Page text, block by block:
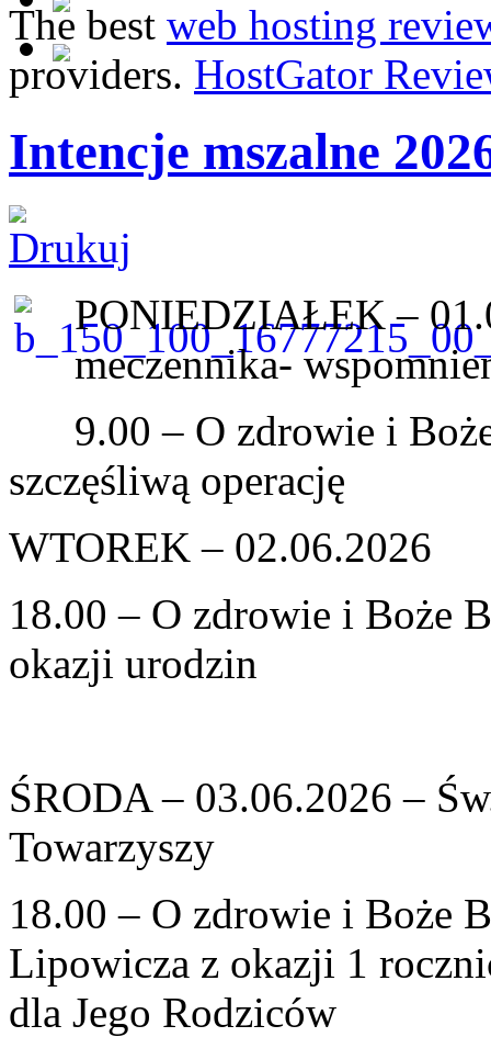
The best web hosting
providers. HostGator
Intencje mszalne
PONIEDZIAŁEK –
meczennika-
9.00 – O zdrowie i
szczęśliwą operację
WTOREK – 02.06.2026
18.00 – O zdrowie i Boże
okazji urodzin
ŚRODA – 03.06.2026 –
Towarzyszy
18.00 – O zdrowie i Boże
Lipowicza z okazji 1
dla Jego Rodziców